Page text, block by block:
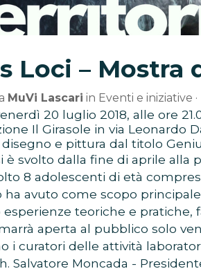
Loci – Mostra
MuVi Lascari in Eventi e iniziative
20 luglio 2018, alle ore
Il Girasole in via Leonardo
e pittura dal titolo
è svolto dalla fine di aprile alla
8 adolescenti di età
ha avuto come scopo
esperienze teoriche e pratiche,
aperta al pubblico solo
i curatori delle attività
Salvatore Moncada -